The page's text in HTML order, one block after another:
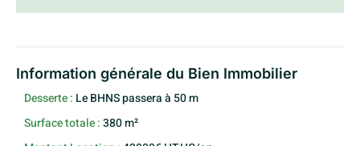
Information générale du Bien Immobilier
Desserte : Le BHNS passera à 50 m
Surface totale :380 m²